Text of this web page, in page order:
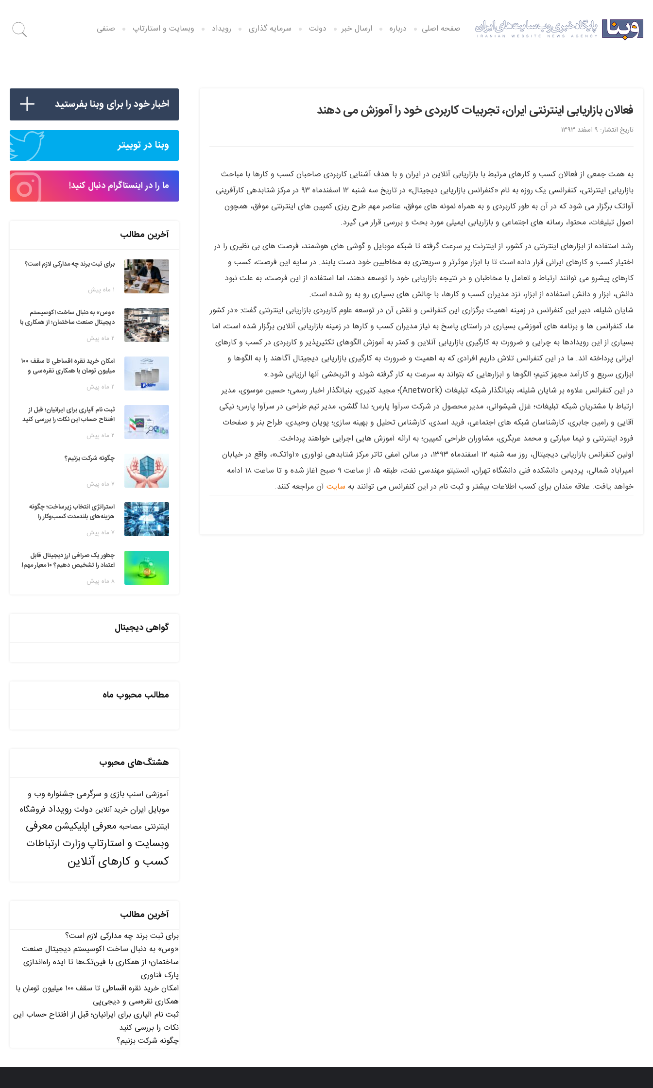
صفحه اصلی درباره ارسال خبر دولت سرمایه گذاری رویداد وبسایت و استارتاپ صنفی
فعالان بازاریابی اینترنتی ایران، تجربیات کاربردی خود را آموزش می دهند
تاریخ انتشار: ۹ اسفند ۱۳۹۳
به همت جمعی از فعالان کسب و کارهای مرتبط با بازاریابی آنلاین در ایران و با هدف آشنایی کاربردی صاحبان کسب و کارها با مباحث
بازاریابی اینترنتی، کنفرانسی یک روزه به نام «کنفرانس بازاریابی دیجیتال» در تاریخ سه شنبه ۱۲ اسفندماه ۹۳ در مرکز شتابدهی کارآفرینی
آواتک برگزار می شود که در آن به طور کاربردی و به همراه نمونه های موفق، عناصر مهم طرح ریزی کمپین های اینترنتی موفق، همچون
اصول تبلیغات، محتوا، رسانه های اجتماعی و بازاریابی ایمیلی مورد بحث و بررسی قرار می گیرد.
رشد استفاده از ابزارهای اینترنتی در کشور، از اینترنت پر سرعت گرفته تا شبکه موبایل و گوشی های هوشمند، فرصت های بی نظیری را در
اختیار کسب و کارهای ایرانی قرار داده است تا با ابزار موثرتر و سریعتری به مخاطبین خود دست یابند. در سایه این فرصت، کسب و
کارهای پیشرو می توانند ارتباط و تعامل با مخاطبان و در نتیجه بازاریابی خود را توسعه دهند، اما استفاده از این فرصت، به علت نبود
دانش، ابزار و دانش استفاده از ابزار، نزد مدیران کسب و کارها، با چالش های بسیاری رو به رو شده است.
شایان شلیله، دبیر این کنفرانس در زمینه اهمیت برگزاری این کنفرانس و نقش آن در توسعه علوم کاربردی بازاریابی اینترنتی گفت: «در کشور
ما، کنفرانس ها و برنامه های آموزشی بسیاری در راستای پاسخ به نیاز مدیران کسب و کارها در زمینه بازاریابی آنلاین برگزار شده است، اما
بسیاری از این رویدادها به چرایی و ضرورت به کارگیری بازاریابی آنلاین و کمتر به آموزش الگوهای تکثیرپذیر و کاربردی در کسب و کارهای
ایرانی پرداخته اند. ما در این کنفرانس تلاش داریم افرادی که به اهمیت و ضرورت به کارگیری بازاریابی دیجیتال آگاهند را به الگوها و
ابزاری سریع و کارآمد مجهز کنیم؛ الگوها و ابزارهایی که بتواند به سرعت به کار گرفته شوند و اثربخشی آنها ارزیابی شود.»
در این کنفرانس علاوه بر شایان شلیله، بنیانگذار شبکه تبلیغات (Anetwork)؛ مجید کثیری، بنیانگذار اخبار رسمی؛ حسین موسوی، مدیر
ارتباط با مشتریان شبکه تبلیغات؛ غزل شیشوانی، مدیر محصول در شرکت سرآوا پارس؛ ندا گلشن، مدیر تیم طراحی در سرآوا پارس؛ نیکی
آقایی و رامین جابری، کارشناسان شبکه های اجتماعی، فرید اسدی، کارشناس تحلیل و بهینه سازی؛ پویان وحیدی، طراح بنر و صفحات
فرود اینترنتی و نیما مبارکی و محمد عربگری، مشاوران طراحی کمپین؛ به ارائه آموزش هایی اجرایی خواهند پرداخت.
اولین کنفرانس بازاریابی دیجیتال، روز سه شنبه ۱۲ اسفندماه ۱۳۹۳، در سالن آمفی تاتر مرکز شتابدهی نوآوری «آواتک»، واقع در خیابان
امیرآباد شمالی، پردیس دانشکده فنی دانشگاه تهران، انستیتو مهندسی نفت، طبقه ۵، از ساعت ۹ صبح آغاز شده و تا ساعت ۱۸ ادامه
خواهد یافت. علاقه مندان برای کسب اطلاعات بیشتر و ثبت نام در این کنفرانس می توانند به سایتآن مراجعه کنند.
اخبار خود را برای وبنا بفرستید
وبنا در توییتر
ما را در اینستاگرام دنبال کنید!
آخرین مطالب
برای ثبت برند چه مدارکی لازم است؟
۱ ماه پیش
«وس» به دنبال ساخت اکوسیستم
دیجیتال صنعت ساختمان؛ از همکاری با
فناوری۲ ماه پیش
امکان خرید نقره اقساطی تا سقف ۱۰۰
میلیون تومان با همکاری نقره‌سی و
۲ ماه پیش
ثبت نام آلپاری برای ایرانیان؛ قبل از
افتتاح حساب این نکات را بررسی کنید
۲ ماه پیش
چگونه شرکت بزنیم؟
۷ ماه پیش
استراتژی انتخاب زیرساخت؛ چگونه
هزینه‌های بلندمدت کسب‌وکار را
۷ ماه پیش
چطور یک صرافی ارز دیجیتال قابل
اعتماد را تشخیص دهیم؟ ۱۰ معیار مهم!
۸ ماه پیش
گواهی دیجیتال
مطالب محبوب ماه
هشتگ‌های محبوب
آموزشی اسنپ بازی و سرگرمی جشنواره وب و
موبایل ایران خرید آنلاین دولت رویداد فروشگاه
اینترنتی مصاحبه معرفی اپلیکیشن معرفی
وبسایت و استارتاپوزارت ارتباطات
کسب و کارهای آنلاین
آخرین مطالب
برای ثبت برند چه مدارکی لازم است؟
«وس» به دنبال ساخت اکوسیستم دیجیتال صنعت
ساختمان؛ از همکاری با فین‌تک‌ها تا ایده راه‌اندازی
پارک فناوری
امکان خرید نقره اقساطی تا سقف ۱۰۰ میلیون تومان با
همکاری نقره‌سی و دیجی‌پی
ثبت نام آلپاری برای ایرانیان؛ قبل از افتتاح حساب این
نکات را بررسی کنید
چگونه شرکت بزنیم؟